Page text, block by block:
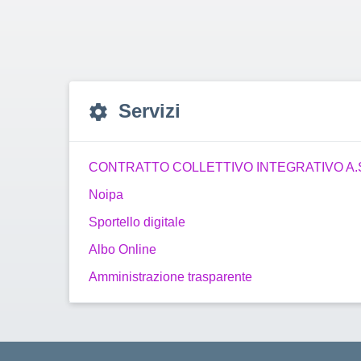
Servizi
CONTRATTO COLLETTIVO INTEGRATIVO
Noipa
Sportello digitale
Albo Online
Amministrazione trasparente